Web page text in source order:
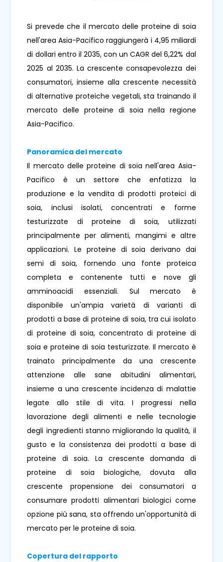
Si prevede che il mercato delle proteine ​​di soia
nell'area Asia-Pacifico raggiungerà i 4,95 miliardi
di dollari entro il 2035, con un CAGR del 6,22% dal
2025 al 2035. La crescente consapevolezza dei
consumatori, insieme alla crescente necessità
di alternative proteiche vegetali, sta trainando il
mercato delle proteine ​​di soia nella regione
Asia-Pacifico.
Panoramica del mercato
Il mercato delle proteine ​​di soia nell'area Asia-
Pacifico è un settore che enfatizza la
produzione e la vendita di prodotti proteici di
soia, inclusi isolati, concentrati e forme
testurizzate di proteine ​​di soia, utilizzati
principalmente per alimenti, mangimi e altre
applicazioni. Le proteine ​​di soia derivano dai
semi di soia, fornendo una fonte proteica
completa e contenente tutti e nove gli
amminoacidi essenziali. Sul mercato è
disponibile un'ampia varietà di varianti di
prodotti a base di proteine ​​di soia, tra cui isolato
di proteine ​​di soia, concentrato di proteine ​​di
soia e proteine ​​di soia testurizzate. Il mercato è
trainato principalmente da una crescente
attenzione alle sane abitudini alimentari,
insieme a una crescente incidenza di malattie
legate allo stile di vita. I progressi nella
lavorazione degli alimenti e nelle tecnologie
degli ingredienti stanno migliorando la qualità, il
gusto e la consistenza dei prodotti a base di
proteine ​​di soia. La crescente domanda di
proteine ​​di soia biologiche, dovuta alla
crescente propensione dei consumatori a
consumare prodotti alimentari biologici come
opzione più sana, sta offrendo un'opportunità di
mercato per le proteine ​​di soia.
Copertura del rapporto